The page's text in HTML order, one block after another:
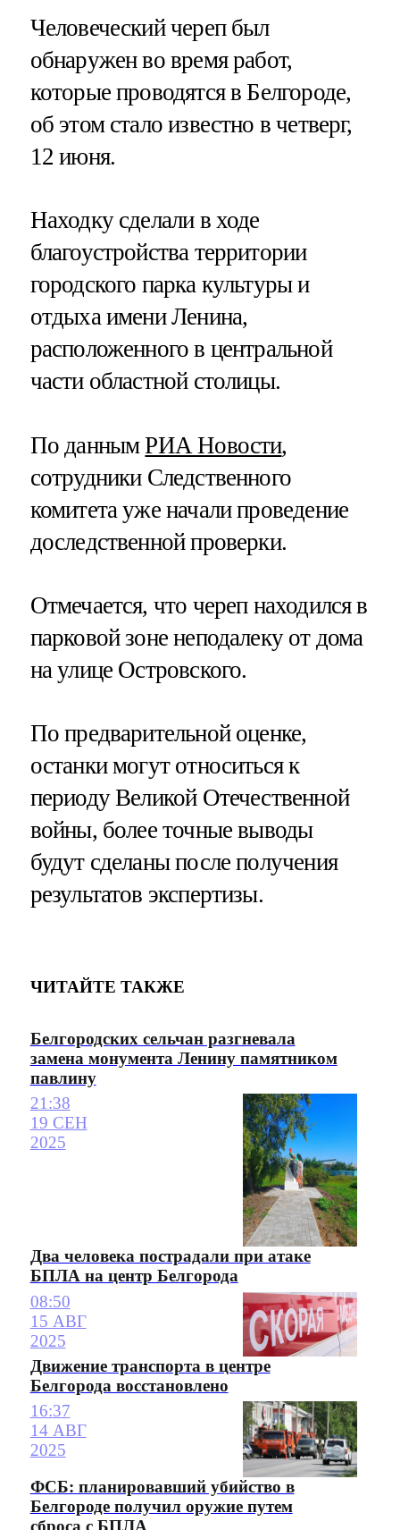
Человеческий череп был
обнаружен во время работ,
которые проводятся в Белгороде,
об этом стало известно в четверг,
12 июня.
Находку сделали в ходе
благоустройства территории
городского парка культуры и
отдыха имени Ленина,
расположенного в центральной
части областной столицы.
По даннымРИА Новости,
сотрудники Следственного
комитета уже начали проведение
доследственной проверки.
Отмечается, что череп находился в
парковой зоне неподалеку от дома
на улице Островского.
По предварительной оценке,
останки могут относиться к
периоду Великой Отечественной
войны, более точные выводы
будут сделаны после получения
результатов экспертизы.
ЧИТАЙТЕ ТАКЖЕ
Белгородских сельчан разгневала
замена монумента Ленину памятником
павлину
21:38
19 СЕН
2025
Два человека пострадали при атаке
БПЛА на центр Белгорода
08:50
15 АВГ
2025
Движение транспорта в центре
Белгорода восстановлено
16:37
14 АВГ
2025
ФСБ: планировавший убийство в
Белгороде получил оружие путем
сброса с БПЛА